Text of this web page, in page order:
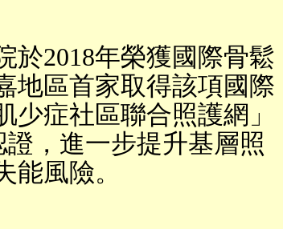
於2018年榮獲國際骨鬆
地區首家取得該項國際
少症社區聯合照護網」
證，進一步提升基層照
風險。